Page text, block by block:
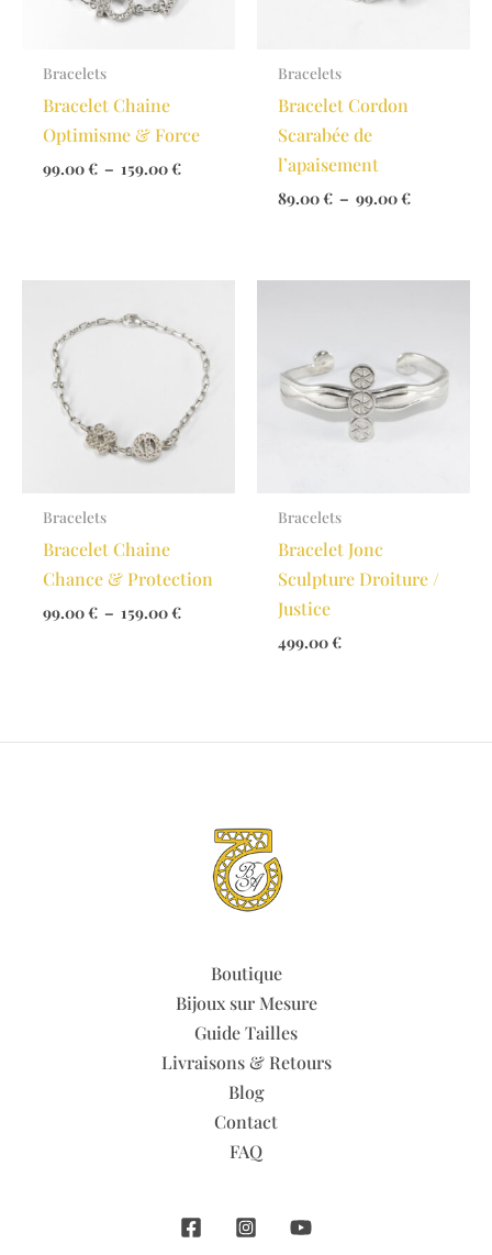
Bracelets
Bracelet Chaine
Optimisme & Force
99.00€ – 159.00€Plage
Bracelets
Bracelet Cordon
Scarabée de
l’apaisement
89.00€ – 99.00€Plage
à
Bracelets
Bracelet Chaine
Chance & Protection
99.00€ – 159.00€Plage
Bracelets
Bracelet Jonc
Sculpture Droiture /
Justice
499.00€
Boutique
Bijoux sur Mesure
Guide Tailles
Livraisons & Retours
Blog
Contact
FAQ